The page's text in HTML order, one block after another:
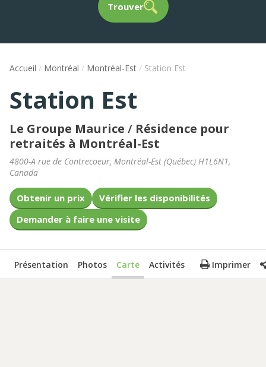
Trouver
Accueil / Montréal / Montréal-Est / Station Est
Station Est
Le Groupe Maurice / Résidence pour
retraités à Montréal-Est
4800-A rue de Contrecoeur, Montréal-Est (Québec) H1L6N1,
Canada
Obtenir un prix
Vérifier les disponibilités
Demander à faire une visite
Présentation Photos Carte Activités Imprimer